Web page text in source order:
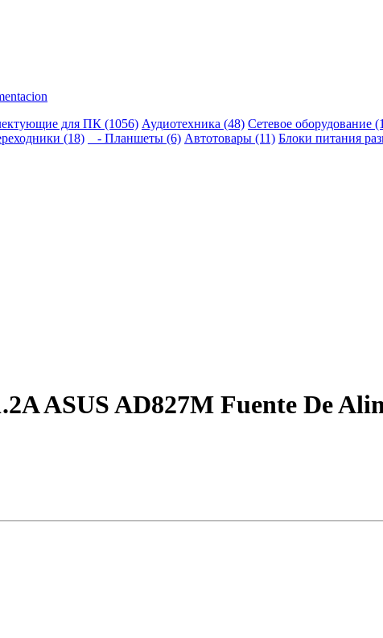
для ПК (1056) Аудиотехника (48) Сетевое оборудование
(18) - Планшеты (6) Автотовары (11) Блоки питания
ASUS AD827M Fuente De